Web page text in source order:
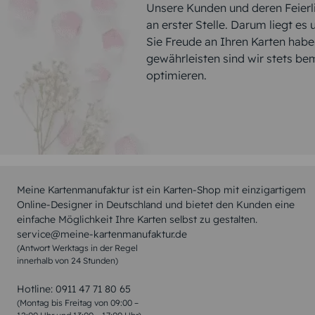
Unsere Kunden und deren
an erster Stelle. Darum liegt es
Sie Freude an Ihren Karten
gewährleisten sind wir stets
optimieren.
Meine Kartenmanufaktur ist ein Karten-Shop mit einzigartigem
Online-Designer in Deutschland und bietet den Kunden eine
einfache Möglichkeit Ihre Karten selbst zu gestalten.
service@meine-kartenmanufaktur.de
(Antwort Werktags in der Regel
innerhalb von 24 Stunden)
Hotline: 0911 47 71 80 65
(Montag bis Freitag von 09:00 –